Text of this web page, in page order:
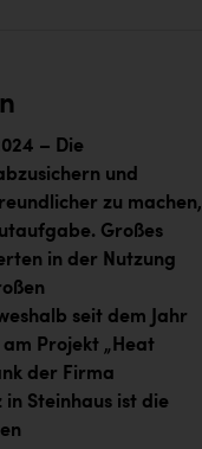
– Die
und
zu machen,
Großes
in der Nutzung
seit dem Jahr
am Projekt „Heat
der Firma
in Steinhaus ist die